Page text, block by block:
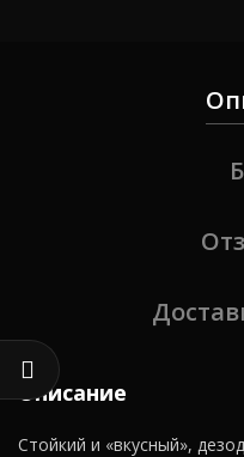
Описание
Стойкий и «вкусный»,